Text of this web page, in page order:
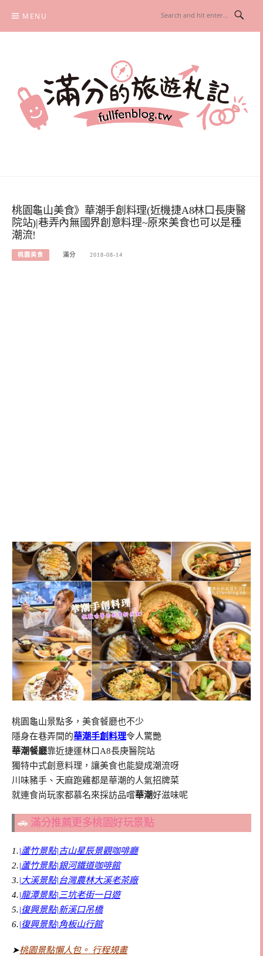
content
MENU
桃園龜山美食》華潮手創料理(近機捷A8林口長庚醫
院站)|巷弄內無國界創意料理~原來美食也可以是種
潮流!
桃園美食 滿分 2018-08-14
桃園龜山景點多，美食餐廳也不少
隱身在巷弄間的華潮手創料理令人驚艷
華潮餐廳靠近捷運林口A8長庚醫院站
獨特中式創意料理，讓美食也能變成潮流呀
川味豬手、天麻跑雞都是華潮的人氣招牌菜
就連食尚玩家都慕名來採訪品嚐華潮好滋味呢
🚗 滿分推薦更多桃園好玩景點
1.|蘆竹景點|古山星辰景觀咖啡廳
2.|蘆竹景點|銀河鐵道咖啡館
3.|大溪景點|台灣農林大溪老茶廠
4.|龍潭景點|三坑老街一日遊
5.|復興景點|新溪口吊橋
6.|復興景點|角板山行館
➤桃園景點懶人包。 行程規畫